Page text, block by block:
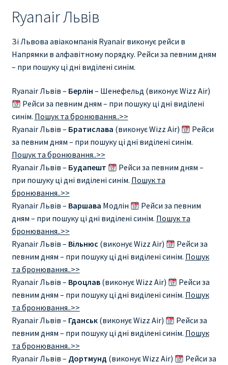
Ryanair Львів
Зі Львова авіакомпанія Ryanair виконує рейси в
Напрямки в алфавітному порядку. Рейси за певним дням
– при пошуку ці дні виділені синім.
Ryanair Львів – Берлін – Шенефельд (виконує Wizz Air)
Рейси за певним дням – при пошуку ці дні виділені
синім. Пошук та бронювання..>>
Ryanair Львів – Братислава (виконує Wizz Air)
Рейси
за певним дням – при пошуку ці дні виділені синім.
Пошук та бронювання..>>
Ryanair Львів – Будапешт
Рейси за певним дням –
при пошуку ці дні виділені синім. Пошук та
бронювання..>>
Ryanair Львів – Варшава Модлін
Рейси за певним
дням – при пошуку ці дні виділені синім. Пошук та
бронювання..>>
Ryanair Львів – Вільнюс (виконує Wizz Air)
Рейси за
певним дням – при пошуку ці дні виділені синім. Пошук
та бронювання..>>
Ryanair Львів – Вроцлав(виконує Wizz Air)
Рейси за
певним дням – при пошуку ці дні виділені синім. Пошук
та бронювання..>>
Ryanair Львів – Гданськ(виконує Wizz Air)
Рейси за
певним дням – при пошуку ці дні виділені синім. Пошук
та бронювання..>>
Ryanair Львів – Дортмунд (виконує Wizz Air)
Рейси за